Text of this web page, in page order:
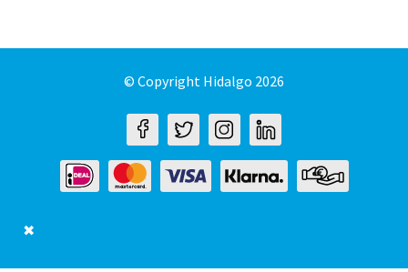
© Copyright Hidalgo 2026
✖